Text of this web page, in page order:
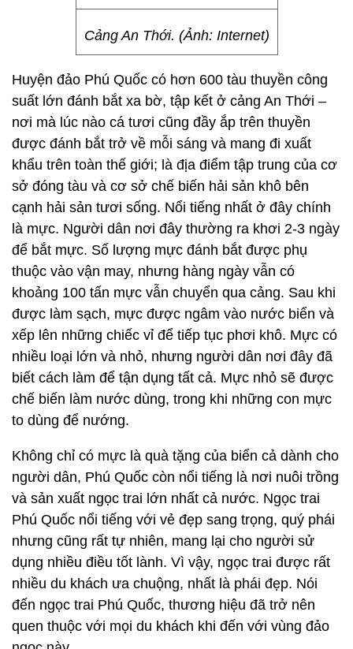
Cảng An Thới. (Ảnh: Internet)
Huyện đảo Phú Quốc có hơn 600 tàu thuyền công
suất lớn đánh bắt xa bờ, tập kết ở cảng An Thới –
nơi mà lúc nào cá tươi cũng đầy ắp trên thuyền
được đánh bắt trở về mỗi sáng và mang đi xuất
khẩu trên toàn thế giới; là địa điểm tập trung của cơ
sở đóng tàu và cơ sở chế biến hải sản khô bên
cạnh hải sản tươi sống. Nổi tiếng nhất ở đây chính
là mực. Người dân nơi đây thường ra khơi 2-3 ngày
để bắt mực. Số lượng mực đánh bắt được phụ
thuộc vào vận may, nhưng hàng ngày vẫn có
khoảng 100 tấn mực vẫn chuyển qua cảng. Sau khi
được làm sạch, mực được ngâm vào nước biển và
xếp lên những chiếc vỉ để tiếp tục phơi khô. Mực có
nhiều loại lớn và nhỏ, nhưng người dân nơi đây đã
biết cách làm để tận dụng tất cả. Mực nhỏ sẽ được
chế biến làm nước dùng, trong khi những con mực
to dùng để nướng.
Không chỉ có mực là quà tặng của biển cả dành cho
người dân, Phú Quốc còn nổi tiếng là nơi nuôi trồng
và sản xuất ngọc trai lớn nhất cả nước. Ngọc trai
Phú Quốc nổi tiếng với vẻ đẹp sang trọng, quý phái
nhưng cũng rất tự nhiên, mang lại cho người sử
dụng nhiều điều tốt lành. Vì vậy, ngọc trai được rất
nhiều du khách ưa chuộng, nhất là phái đẹp. Nói
đến ngọc trai Phú Quốc, thương hiệu đã trở nên
quen thuộc với mọi du khách khi đến với vùng đảo